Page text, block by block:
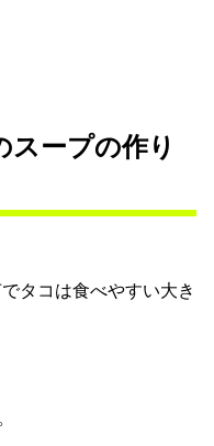
ープの作り
タコは食べやすい大き